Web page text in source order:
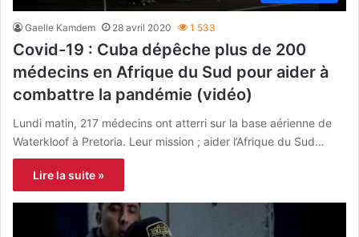
Gaelle Kamdem 28 avril 2020 1 533
Covid-19 : Cuba dépêche plus de 200
médecins en Afrique du Sud pour aider à
combattre la pandémie (vidéo)
Lundi matin, 217 médecins ont atterri sur la base aérienne de
Waterkloof à Pretoria. Leur mission ; aider l’Afrique du Sud…
Lire la suite »